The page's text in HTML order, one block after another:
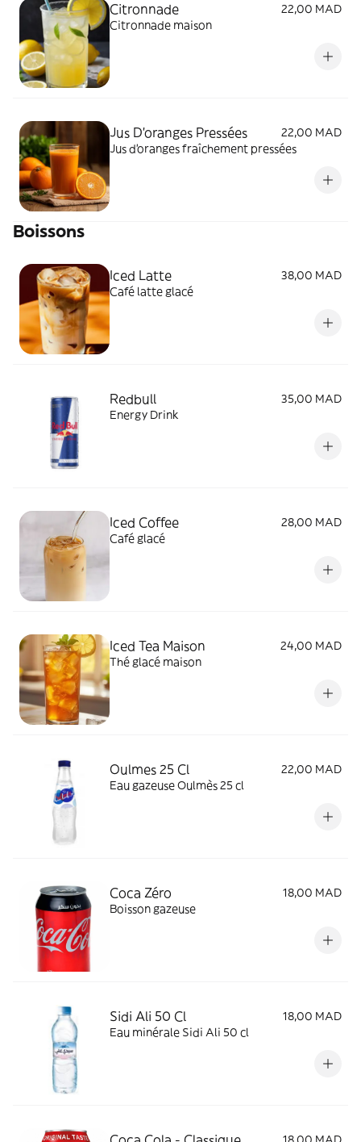
Citronnade
22,00 MAD
Citronnade maison
Jus D'oranges Pressées
22,00 MAD
Jus d'oranges fraîchement pressées
Boissons
Iced Latte
38,00 MAD
Café latte glacé
Redbull
35,00 MAD
Energy Drink
Iced Coffee
28,00 MAD
Café glacé
Iced Tea Maison
24,00 MAD
Thé glacé maison
Oulmes 25 Cl
22,00 MAD
Eau gazeuse Oulmès 25 cl
Coca Zéro
18,00 MAD
Boisson gazeuse
Sidi Ali 50 Cl
18,00 MAD
Eau minérale Sidi Ali 50 cl